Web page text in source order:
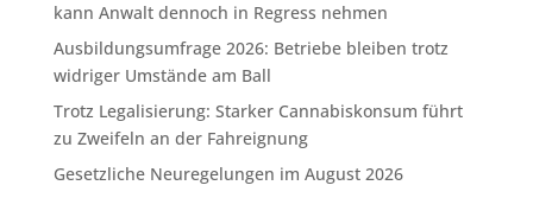
kann Anwalt dennoch in Regress nehmen
Ausbildungsumfrage 2026: Betriebe bleiben trotz
widriger Umstände am Ball
Trotz Legalisierung: Starker Cannabiskonsum führt
zu Zweifeln an der Fahreignung
Gesetzliche Neuregelungen im August 2026